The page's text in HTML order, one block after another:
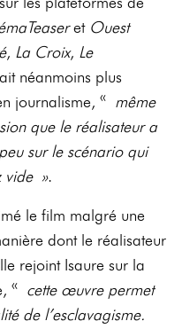
et Ouest
, La Croix, Le
néanmoins plus
journalisme, « même
que le réalisateur a
sur le scénario qui
vide ».
le film malgré une
dont le réalisateur
rejoint Isaure sur la
« cette œuvre permet
de l’esclavagisme.